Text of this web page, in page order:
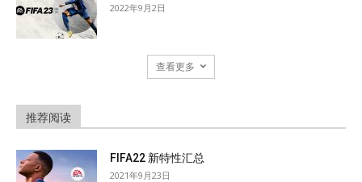
2022年9月2日
查看更多
推荐阅读
FIFA22 新特性汇总
2021年9月23日